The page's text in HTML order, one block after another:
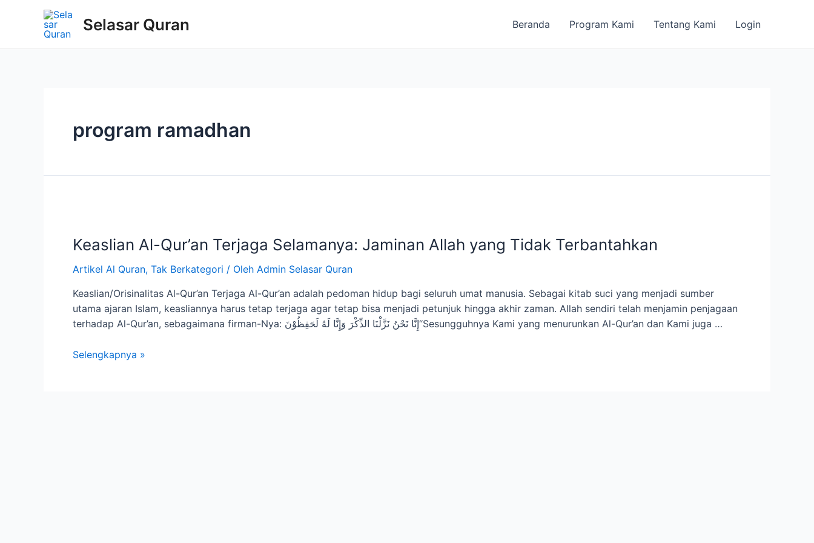
Selasar Quran Beranda Program Kami Tentang Kami Login
program ramadhan
Keaslian Al-Qur’an Terjaga Selamanya: Jaminan Allah yang Tidak Terbantahkan
Artikel Al Quran, Tak Berkategori / Oleh Admin Selasar Quran
Keaslian/Orisinalitas Al-Qur’an Terjaga Al-Qur’an adalah pedoman hidup bagi seluruh umat manusia. Sebagai kitab suci yang menjadi sumber
utama ajaran Islam, keasliannya harus tetap terjaga agar tetap bisa menjadi petunjuk hingga akhir zaman. Allah sendiri telah menjamin penjagaan
terhadap Al-Qur’an, sebagaimana firman-Nya: إِنَّا نَحْنُ نَزَّلْنَا الذِّكْرَ وَإِنَّا لَهُ لَحَفِظُوْنَ“Sesungguhnya Kami yang menurunkan Al-Qur’an dan Kami juga …
Selengkapnya »